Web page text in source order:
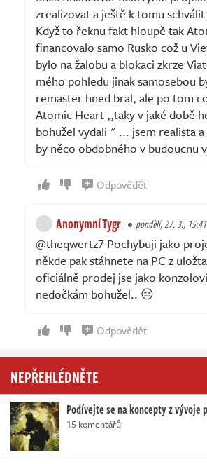
zrealizovat a ještě k tomu
Když to řeknu fakt hloupě tak
financovalo samo Rusko což u
bylo na žalobu a blokaci zkrze
mého pohledu jinak samosebou
remaster hned bral, ale po tom
Atomic Heart ,,taky v jaké době
bohužel vydali " ... jsem realista
by něco obdobného v budoucnu
Odpovědět
Anonymní Tygr pondělí, 27. 3., 15:41
@theqwertz7 Pochybuji jako
někde pak stáhnete na PC z
oficiálně prodej jse jako
nedočkám bohužel.. 😔
Odpovědět
NEPŘEHLÉDNĚTE
Podívejte se na koncepty z vývoje
15 komentářů